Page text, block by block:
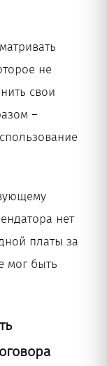
не
свои
–
нет
платы за
мог быть